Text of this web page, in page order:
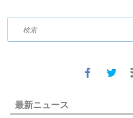
最新ニュース